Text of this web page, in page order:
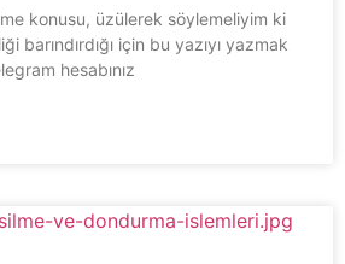
konusu, üzülerek söylemeliyim ki
barındırdığı için bu yazıyı yazmak
hesabınız